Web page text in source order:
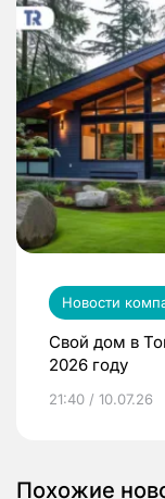
Новости
Свой дом в
2026 году
21:40 / 10.07.26
Похожие